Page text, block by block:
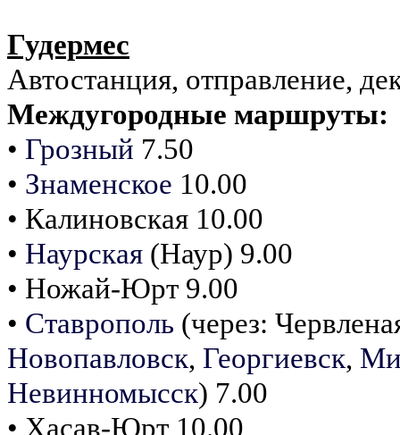
Гудермес
Автостанция, отправление,
Междугородные маршруты:
• Грозный 7.50
• Знаменское 10.00
• Калиновская 10.00
• Наурская (Наур) 9.00
• Ножай-Юрт 9.00
• Ставрополь (через:
Новопавловск, Георгиевск,
Невинномысск) 7.00
• Хасав-Юрт 10.00